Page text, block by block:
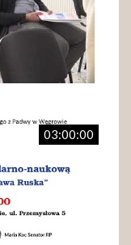
03:00:00